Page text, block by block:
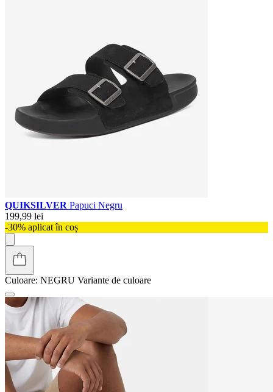
QUIKSILVER Papuci Negru
199,99 lei
-30% aplicat în coș
Culoare: NEGRU Variante de culoare